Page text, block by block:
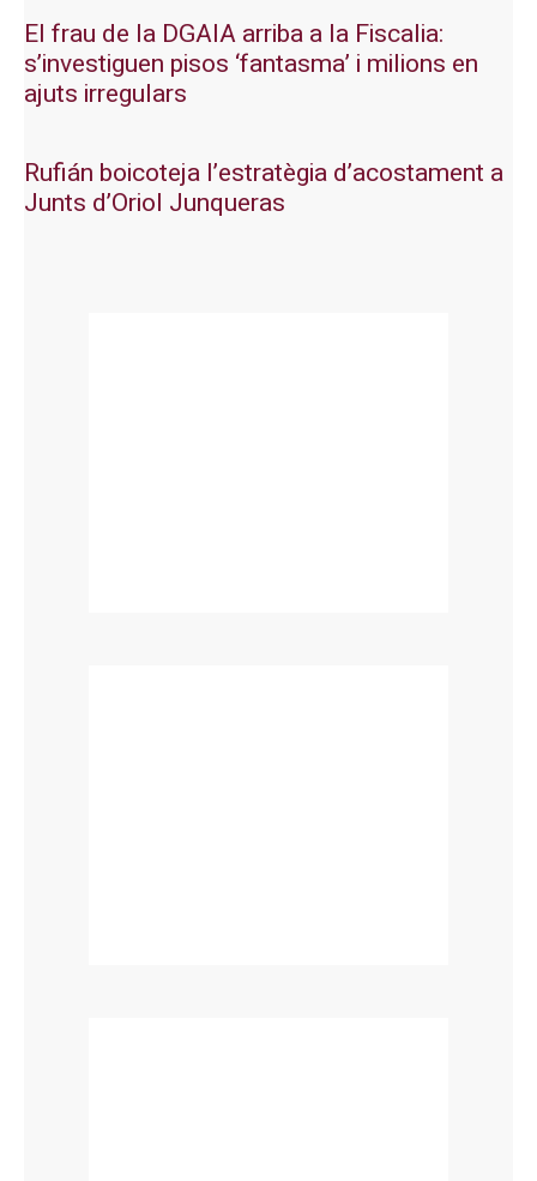
El frau de la DGAIA arriba a la Fiscalia:
s’investiguen pisos ‘fantasma’ i milions en
ajuts irregulars
Rufián boicoteja l’estratègia d’acostament a
Junts d’Oriol Junqueras